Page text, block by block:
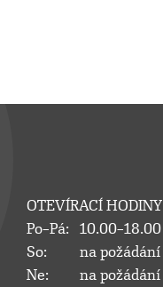
OTEVÍRACÍ HODINY
Po–Pá:
10.00–18.00
So:
na požádání
Ne:
na požádání